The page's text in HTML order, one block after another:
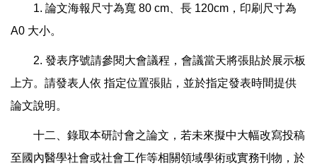
1. 論文海報尺寸為寬 80 cm 、長 120cm ，印刷尺寸為
A0 大小。
2. 發表序號請參閱大會議程，會議當天將張貼於展示板
上方。請發表人依 指定位置張貼，並於指定發表時間提供
論文說明。
十二、錄取本研討會之論文，若未來擬中大幅改寫投稿
至國內醫學社會或社會工作等相關領域學術或實務刊物，於